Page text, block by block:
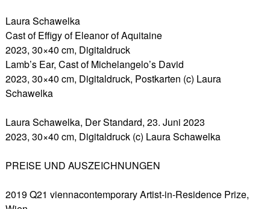
Laura Schawelka
Cast of Effigy of Eleanor of Aquitaine
2023, 30×40 cm, Digitaldruck
Lamb’s Ear, Cast of Michelangelo’s David
2023, 30×40 cm, Digitaldruck, Postkarten (c) Laura
Schawelka
Laura Schawelka, Der Standard, 23. Juni 2023
2023, 30×40 cm, Digitaldruck (c) Laura Schawelka
PREISE UND AUSZEICHNUNGEN
2019 Q21 viennacontemporary Artist-in-Residence Prize,